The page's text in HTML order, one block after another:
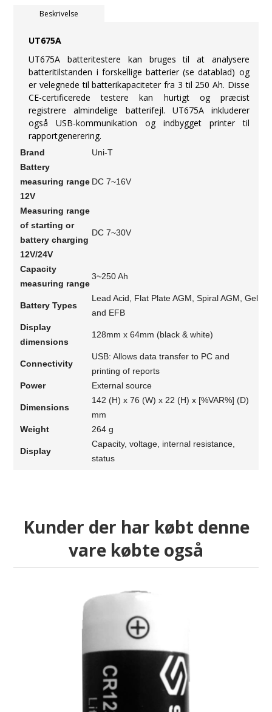
Beskrivelse
UT675A
UT675A batteritestere kan bruges til at analysere
batteritilstanden i forskellige batterier (se datablad) og
er velegnede til batterikapaciteter fra 3 til 250 Ah. Disse
CE-certificerede testere kan hurtigt og præcist
registrere almindelige batterifejl. UT675A inkluderer
også USB-kommunikation og indbygget printer til
rapportgenerering.
Brand
Uni-T
Battery
measuring range
12V
DC 7~16V
Measuring range
of starting or
battery charging
12V/24V
DC 7~30V
Capacity
measuring range
3~250 Ah
Battery Types
Lead Acid, Flat Plate AGM, Spiral AGM, Gel
and EFB
Display
dimensions
128mm x 64mm (black & white)
Connectivity
USB: Allows data transfer to PC and
printing of reports
Power
External source
Dimensions
142 (H) x 76 (W) x 22 (H) x [%VAR%] (D)
mm
Weight
264 g
Display
Capacity, voltage, internal resistance,
status
Kunder der har købt denne
vare købte også